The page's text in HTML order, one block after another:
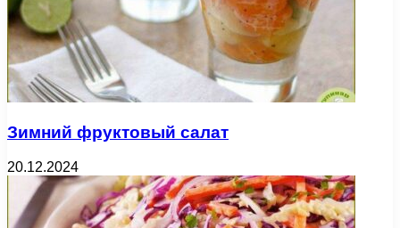
Зимний фруктовый салат
20.12.2024